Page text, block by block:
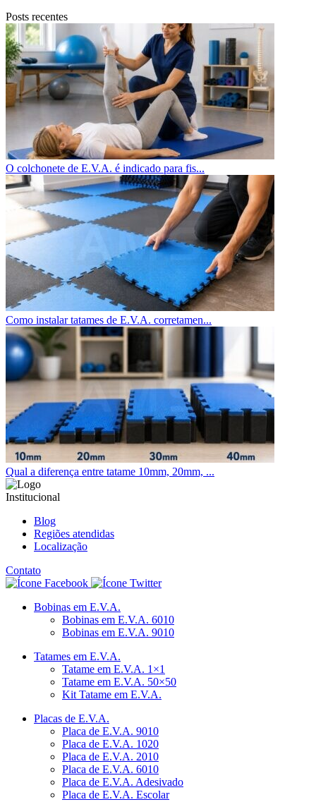
Posts recentes
O colchonete de E.V.A. é indicado para fis...
Como instalar tatames de E.V.A. corretamen...
Qual a diferença entre tatame 10mm, 20mm, ...
Institucional
Blog
Regiões atendidas
Localização
Contato
Bobinas em E.V.A.
Bobinas em E.V.A. 6010
Bobinas em E.V.A. 9010
Tatames em E.V.A.
Tatame em E.V.A. 1×1
Tatame em E.V.A. 50×50
Kit Tatame em E.V.A.
Placas de E.V.A.
Placa de E.V.A. 9010
Placa de E.V.A. 1020
Placa de E.V.A. 2010
Placa de E.V.A. 6010
Placa de E.V.A. Adesivado
Placa de E.V.A. Escolar